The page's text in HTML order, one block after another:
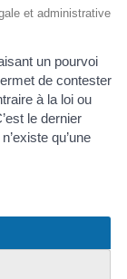
et administrative
un pourvoi
de contester
à la loi ou
le dernier
qu’une